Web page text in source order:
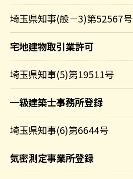
埼玉県知事(般－3)第52567号
宅地建物取引業許可
埼玉県知事(5)第19511号
一級建築士事務所登録
埼玉県知事(6)第6644号
気密測定事業所登録